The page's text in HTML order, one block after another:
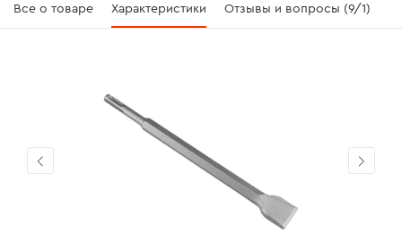
Все о товаре Характеристики Отзывы и вопросы (9/1)